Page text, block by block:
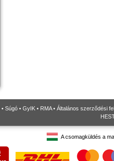
• Súgó • GyIK • RMA• Általános szerződési
A csomagküldés a